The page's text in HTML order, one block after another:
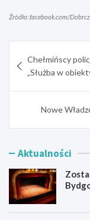
Źródło: facebook.com/
wpisu
Chełmińscy
„Służba w
Nowe
Aktualności